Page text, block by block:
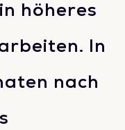
höheres
In
nach